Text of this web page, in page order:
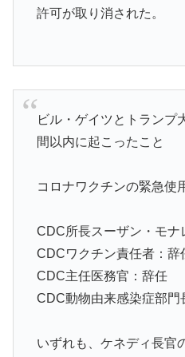
許可が取り消された。
ビル・ゲイツとトランプ
間以内に起こったこと
コロナワクチンの緊急使
CDC所長スーザン・モナ
CDCワクチン責任者：辞
CDC主任医務官：辞任
CDC動物由来感染症部門
いずれも、ケネディ長官